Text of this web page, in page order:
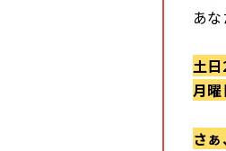
あな
土日
月曜
さ